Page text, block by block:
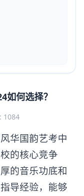
如何选择？
1084
华国韵艺考中
的核心竞争
的音乐功底和
导经验，能够